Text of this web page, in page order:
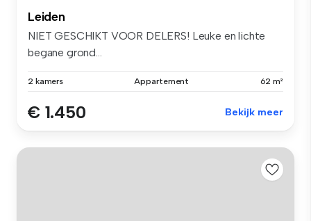
Leiden
NIET GESCHIKT VOOR DELERS! Leuke en lichte
begane grond...
2 kamers Appartement 62 m²
€ 1.450 Bekijk meer